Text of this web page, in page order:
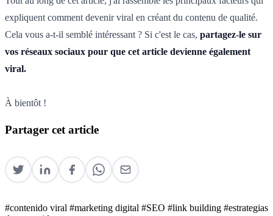
expliquent comment devenir viral en créant du contenu de qualité.
Cela vous a-t-il semblé intéressant ? Si c'est le cas, partagez-le sur
vos réseaux sociaux pour que cet article devienne également
viral.
À bientôt !
Partager cet article
#contenido viral #marketing digital #SEO #link building #estrategias